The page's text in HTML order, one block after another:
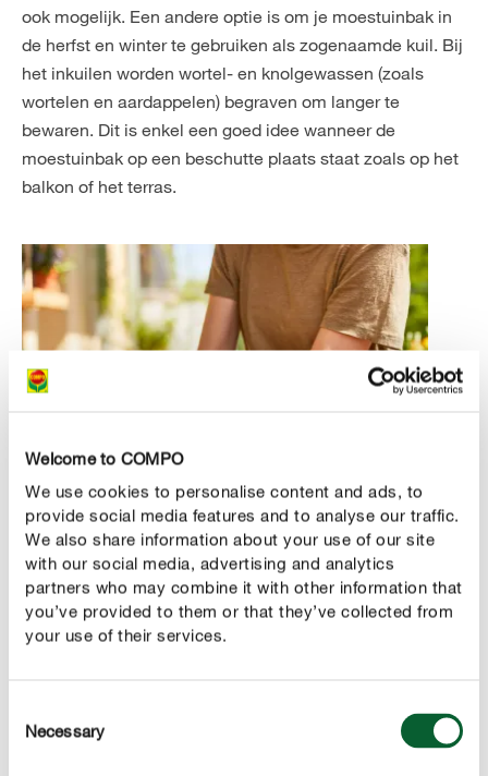
Welcome to COMPO
We use cookies to personalise content and ads, to
provide social media features and to analyse our traffic.
We also share information about your use of our site
with our social media, advertising and analytics
partners who may combine it with other information that
you’ve provided to them or that they’ve collected from
your use of their services.
Selection
Necessary
ook mogelijk. Een andere optie is om je moestuinbak in
de herfst en winter te gebruiken als zogenaamde kuil. Bij
het inkuilen worden wortel- en knolgewassen (zoals
wortelen en aardappelen) begraven om langer te
bewaren. Dit is enkel een goed idee wanneer de
moestuinbak op een beschutte plaats staat zoals op het
balkon of het terras.
Hoe wordt een moestuinbak beplant?
Tuinliefhebbers die drie of vier moestuinbakken ter
beschikking hebben, kunnen overwegen om deze te
de groente elk jaar van moestuinbak. Zo kan je in de ene